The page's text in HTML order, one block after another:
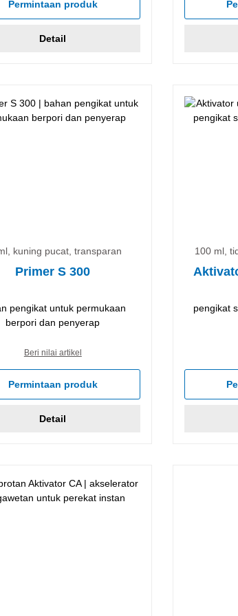
Permintaan produk
Detail
kuning pucat, transparan
Primer S 300
pengikat untuk permukaan
berpori dan penyerap
Beri nilai artikel
Permintaan produk
Detail
100 ml,
pengikat